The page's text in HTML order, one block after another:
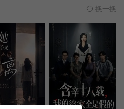
换一换